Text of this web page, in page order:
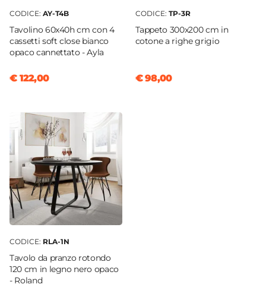
CODICE: AY-T4B
Tavolino 60x40h cm con 4
cassetti soft close bianco
opaco cannettato - Ayla
€ 122,00
CODICE: TP-3R
Tappeto 300x200 cm in
cotone a righe grigio
€ 98,00
CODICE: RLA-1N
Tavolo da pranzo rotondo
120 cm in legno nero opaco
- Roland